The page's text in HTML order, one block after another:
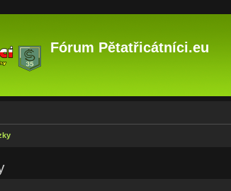
Fórum Pětatřicátníci.eu